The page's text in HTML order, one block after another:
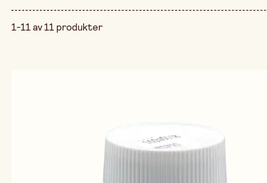
1-11 av 11 produkter